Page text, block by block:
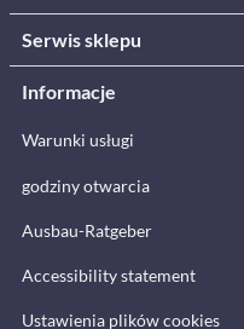
Serwis sklepu
Informacje
Warunki usługi
godziny otwarcia
Ausbau-Ratgeber
Accessibility statement
Ustawienia plików cookies